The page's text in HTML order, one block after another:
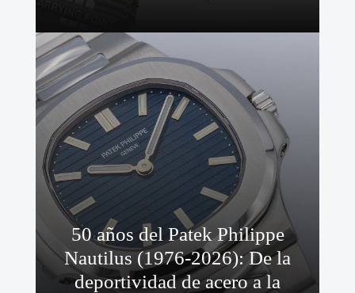
50 años del Patek Philippe
Nautilus (1976-2026): De la
deportividad de acero a la